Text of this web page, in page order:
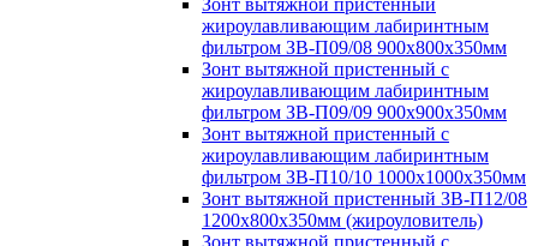
Зонт вытяжной пристенный
жироулавливающим лабиринтным
фильтром ЗВ-П09/08 900х800х350мм
Зонт вытяжной пристенный с
жироулавливающим лабиринтным
фильтром ЗВ-П09/09 900х900х350мм
Зонт вытяжной пристенный с
жироулавливающим лабиринтным
фильтром ЗВ-П10/10 1000х1000х350мм
Зонт вытяжной пристенный ЗВ-П12/08
1200х800х350мм (жироуловитель)
Зонт вытяжной пристенный с